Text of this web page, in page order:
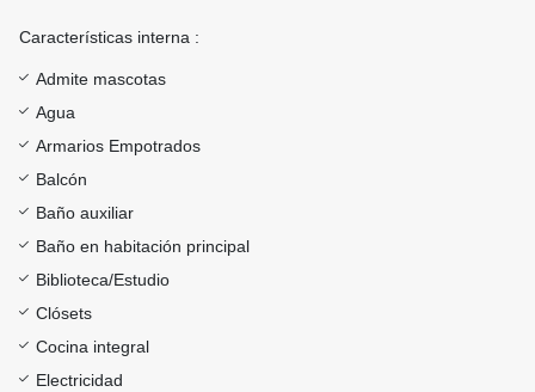
Características interna :
Admite mascotas
Agua
Armarios Empotrados
Balcón
Baño auxiliar
Baño en habitación principal
Biblioteca/Estudio
Clósets
Cocina integral
Electricidad